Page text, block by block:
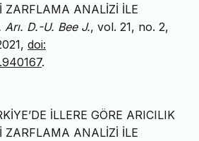
ZARFLAMA ANALİZİ İLE
Arı. D.-U. Bee J., vol. 21, no. 2,
doi:
.
İLLERE GÖRE ARICILIK
ZARFLAMA ANALİZİ İLE